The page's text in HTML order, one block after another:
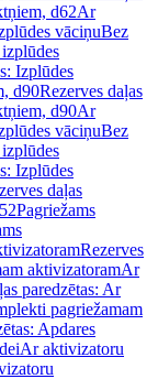
d62Ar
vāciņuBez
Izplūdes
d90Rezerves daļas
d90Ar
vāciņuBez
Izplūdes
daļas
Pagriežams
Rezerves
aktivizatoramAr
paredzētas: Ar
pagriežamam
Apdares
Ar aktivizatoru